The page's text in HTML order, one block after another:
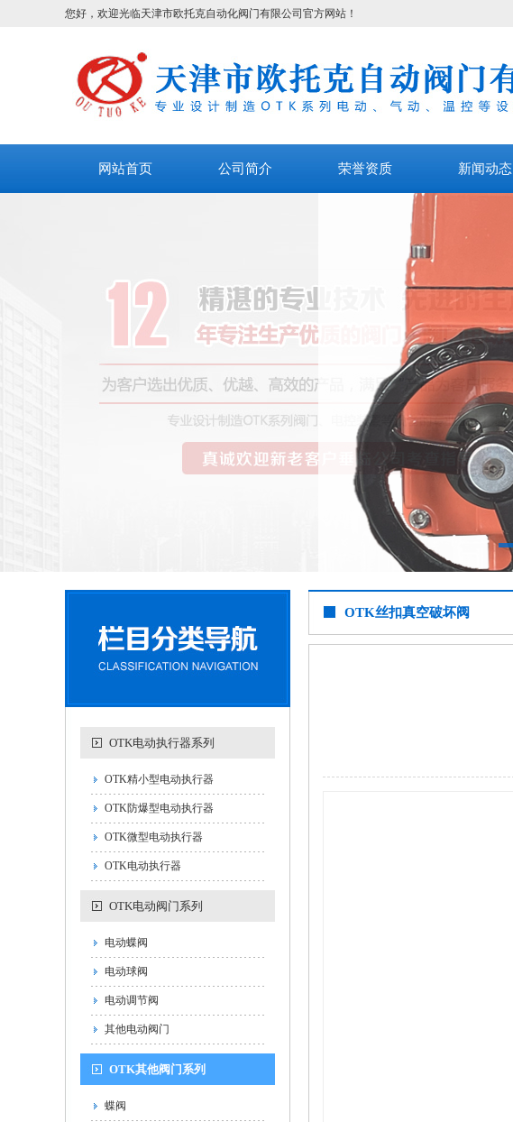
您好，欢迎光临天津市欧托克自动化阀门有限公司官方网站！
网站首页 公司简介 荣誉资质 新闻动态
OTK电动执行器系列
OTK精小型电动执行器
OTK防爆型电动执行器
OTK微型电动执行器
OTK电动执行器
OTK电动阀门系列
电动蝶阀
电动球阀
电动调节阀
其他电动阀门
OTK其他阀门系列
蝶阀
OTK丝扣真空破坏阀